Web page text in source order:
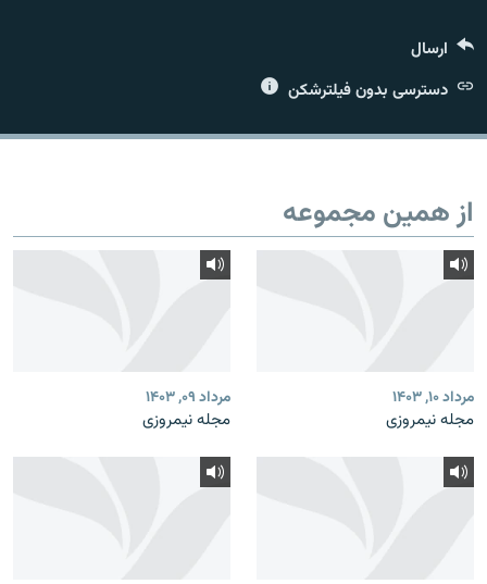
زبان‌های دیگر
ارسال
دسترسی بدون فیلترشکن
از همین مجموعه
مرداد ۱۰, ۱۴۰۳
مجله نیمروزی
مرداد ۰۹, ۱۴۰۳
مجله نیمروزی